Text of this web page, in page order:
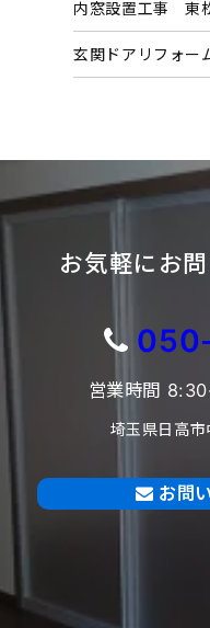
内窓設置工事 東
玄関ドアリフォ
お気軽にお
営業時間
埼玉県日高
お問